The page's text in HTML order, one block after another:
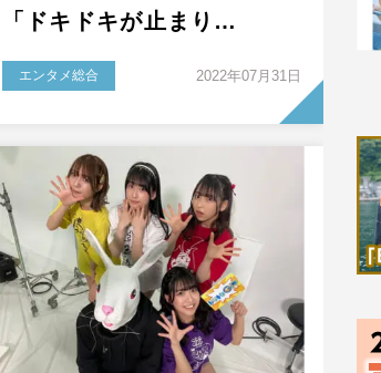
「ドキドキが止まり…
エンタメ総合 2022年07月31日